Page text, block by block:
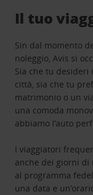
Il tuo
Sin dal momento
noleggio, Avis si
Sia che tu desideri
città, sia che tu
matrimonio o un
una comoda
abbiamo l’auto
I viaggiatori
anche dei giorni di
al programma
una data e